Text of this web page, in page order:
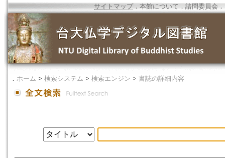
サイトマップ．本館について ． 諮問委員会 ．
． ホーム > 検索システム > 検索エンジン > 書誌の詳細内容